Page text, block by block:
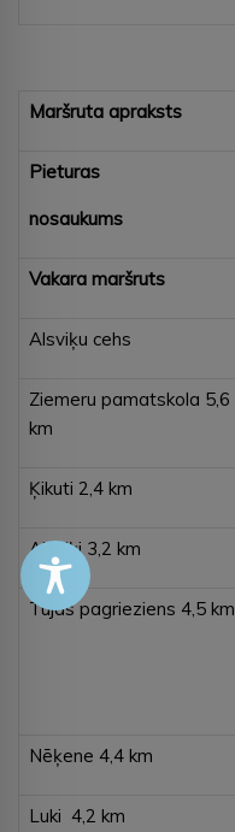
Maršruta apraksts
Pieturas
nosaukums
Vakara maršruts
Alsviķu cehs
Ziemeru pamatskola 5,6
km
Ķikuti 2,4 km
Alsviķi 3,2 km
Tūjas pagrieziens 4,5 km
Nēķene 4,4 km
Luki 4,2 km